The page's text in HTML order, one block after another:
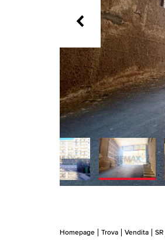
Homepage Trova Vendita SR